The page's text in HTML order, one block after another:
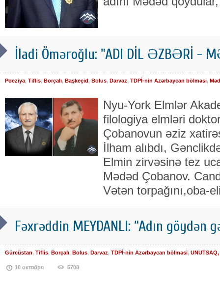
İladi Öməroğlu: "ADI DİL ƏZBƏRİ -
Poeziya, Tiflis, Borçalı, Başkeçid, Bolus, Darvaz, TDPİ-nin Azərbaycan bölməsi,
Nyu-York Elmlər
filologiya elmləri
Çobanovun əziz
İlham alıbdı,
Elmin zirvəsinə tez
Mədəd Çobanov.
Vətən torpağını,oba-
Fəxrəddin MEYDANLI: “Adın göydən
Gürcüstan, Tiflis, Borçalı, Bolus, Darvaz, TDPİ-nin Azərbaycan bölməsi,
10 октября 5708